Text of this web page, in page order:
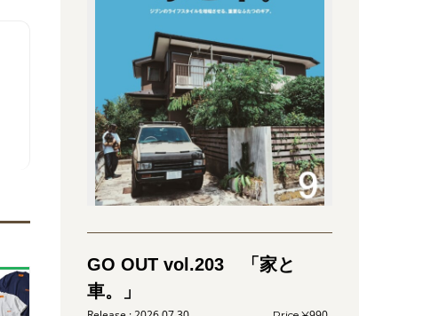
GO OUT vol.203 「家と
車。」